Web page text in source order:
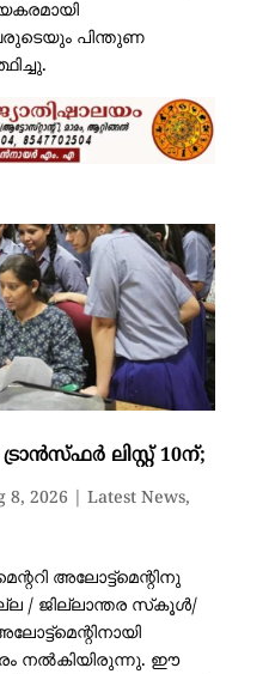
പിന്തുണ
ലിസ്റ്റ് 10ന്;
8, 2026 Latest News,
അലോട്ട്‌മെന്റിനു
/ ജില്ലാന്തര സ്‌കൂൾ/
നൽകിയിരുന്നു. ഈ